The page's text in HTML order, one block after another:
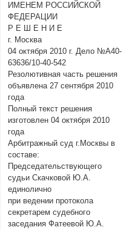
ИМЕНЕМ РОССИЙСКОЙ
ФЕДЕРАЦИИ
Р Е Ш Е Н И Е
г. Москва
04 октября 2010 г. Дело №А40-
63636/10-40-542
Резолютивная часть решения
объявлена 27 сентября 2010
года
Полный текст решения
изготовлен 04 октября 2010
года
Арбитражный суд г.Москвы в
составе:
Председательствующего
судьи Скачковой Ю.А.
единолично
при ведении протокола
секретарем судебного
заседания Фатеевой Ю.А.